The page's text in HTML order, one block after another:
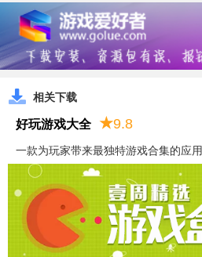
相关下载
好玩游戏大全 ★9.8
一款为玩家带来最独特游戏合集的应用